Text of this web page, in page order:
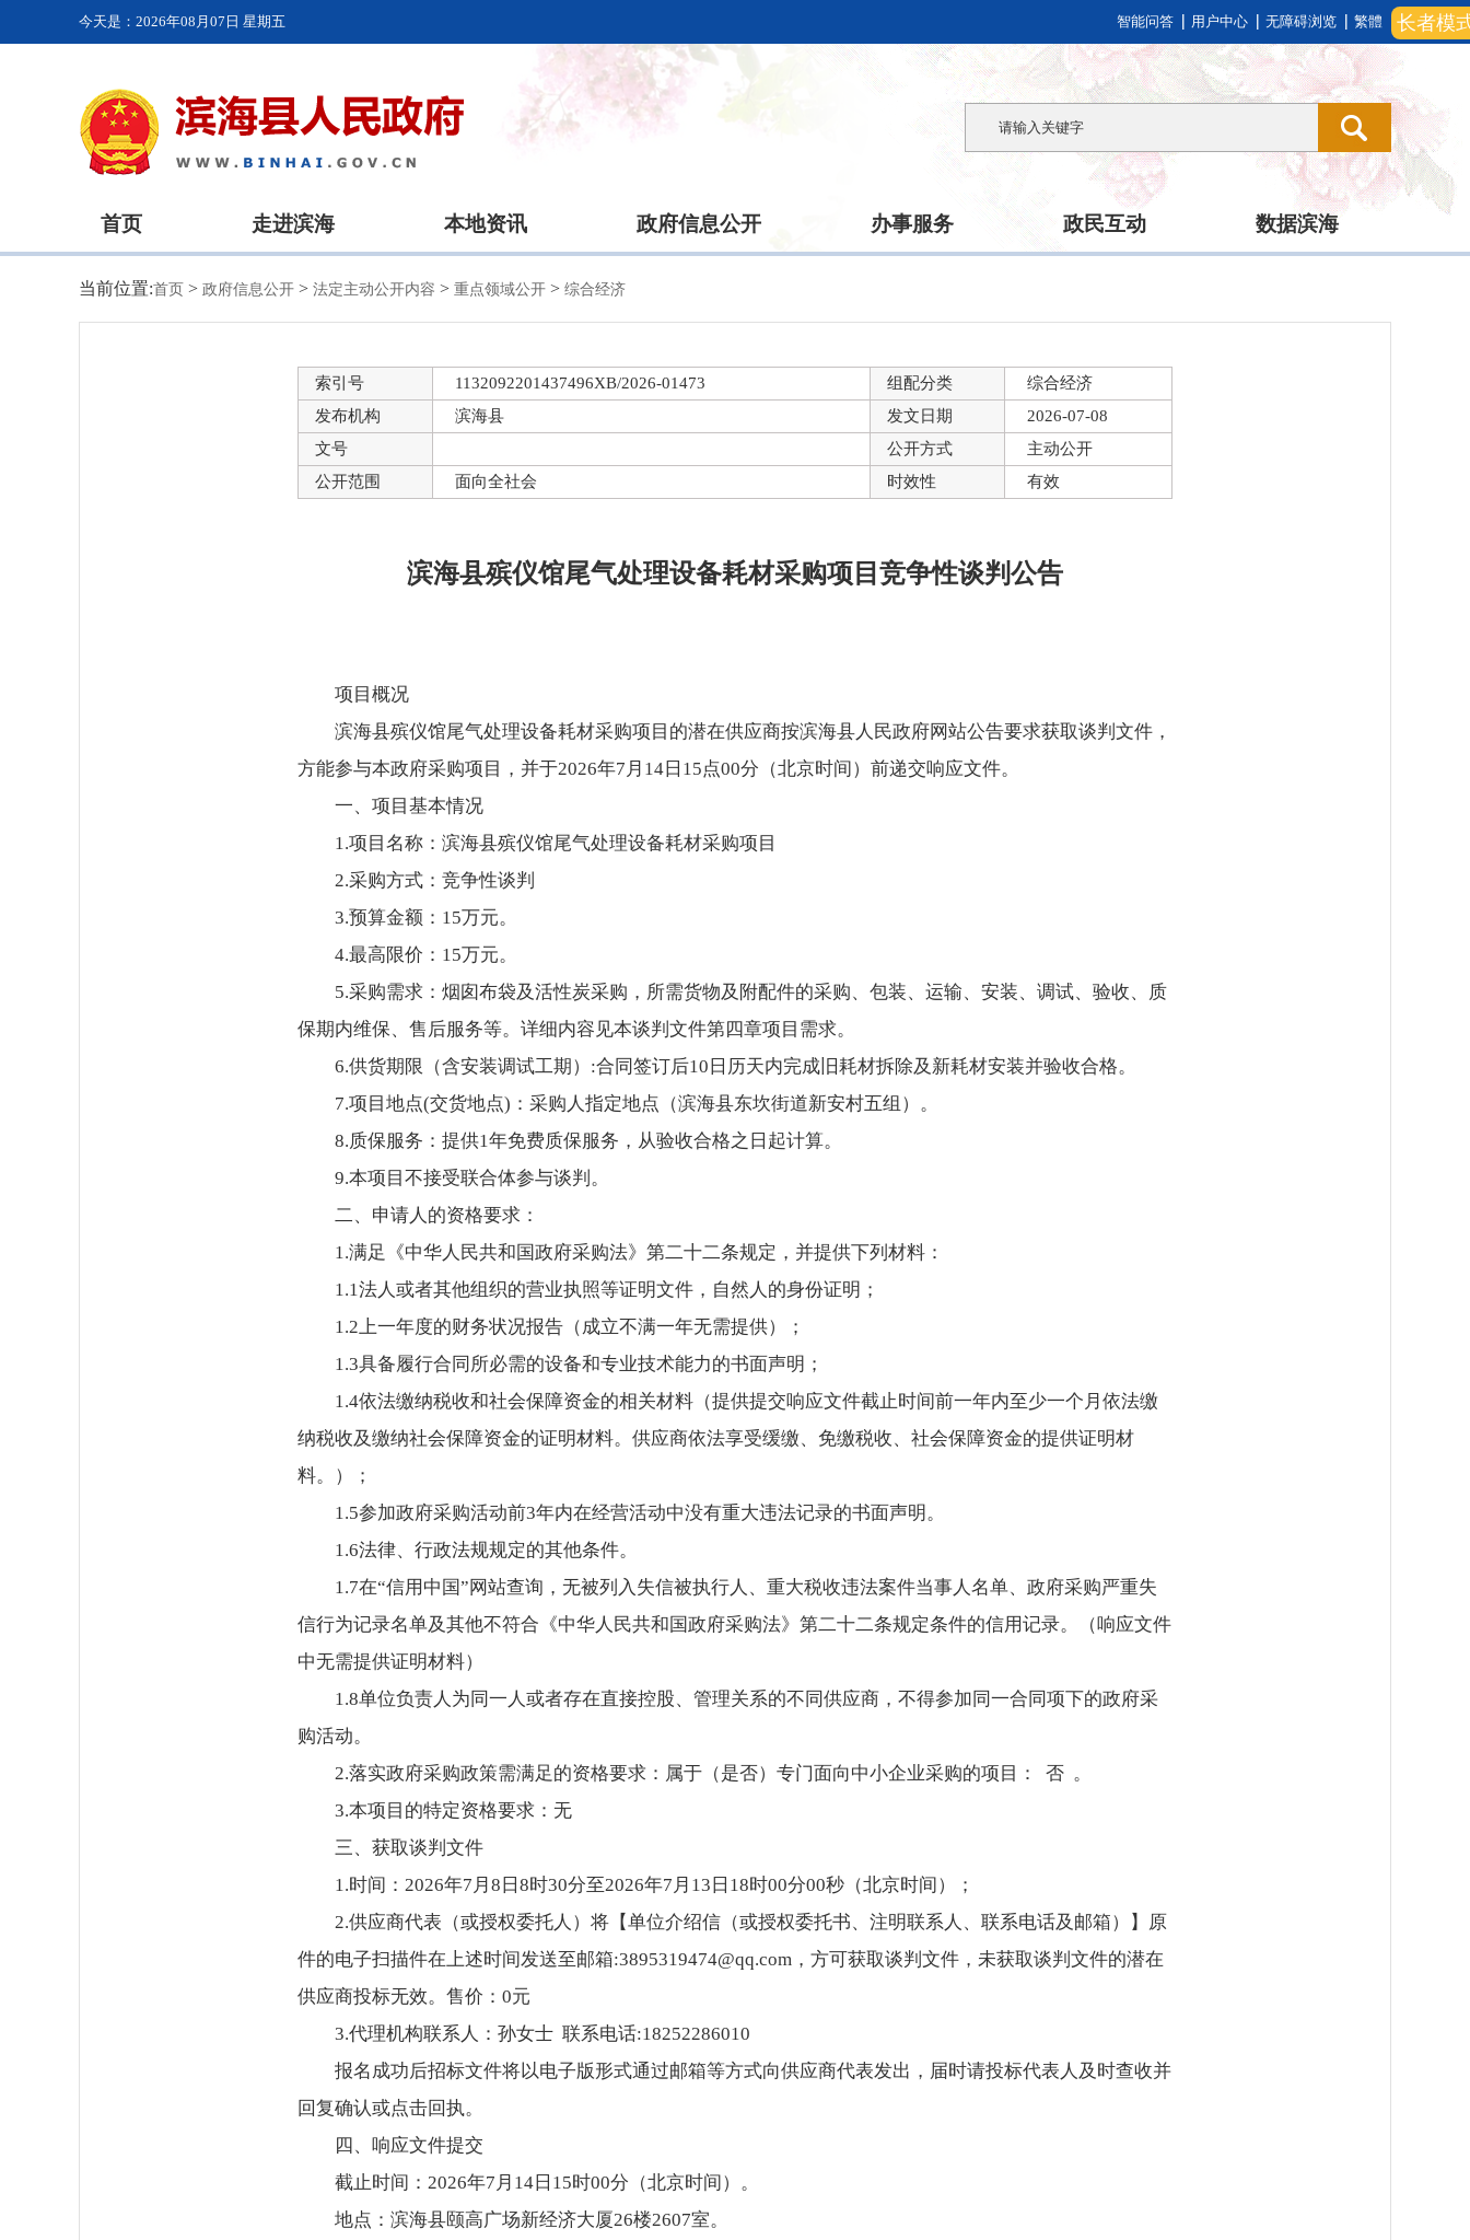
长者模
今天是： 2026年08月07日 星期五 智能问答 用户中心 无障碍浏览 繁體
首页 走进滨海 本地资讯 政府信息公开 办事服务 政民互动 数据滨海
当前位置:首页 > 政府信息公开 > 法定主动公开内容 > 重点领域公开 > 综合经济
索引号 1132092201437496XB/2026-01473 组配分类
综合经济
发布机构
滨海县 发文日期
2026-07-08
文号
公开方式
主动公开
公开范围
面向全社会 时效性 有效
滨海县殡仪馆尾气处理设备耗材采购项目竞争性谈判公告
项目概况
滨海县殡仪馆尾气处理设备耗材采购项目的潜在供应商按滨海县人民政府网站公告要求获取谈判文件，
方能参与本政府采购项目，并于2026年7月14日15点00分（北京时间）前递交响应文件。
一、项目基本情况
1.项目名称：滨海县殡仪馆尾气处理设备耗材采购项目
2.采购方式：竞争性谈判
3.预算金额：15万元。
4.最高限价：15万元。
5.采购需求：烟囱布袋及活性炭采购，所需货物及附配件的采购、包装、运输、安装、调试、验收、质
保期内维保、售后服务等。详细内容见本谈判文件第四章项目需求。
6.供货期限（含安装调试工期）:合同签订后10日历天内完成旧耗材拆除及新耗材安装并验收合格。
7.项目地点(交货地点)：采购人指定地点（滨海县东坎街道新安村五组）。
8.质保服务：提供1年免费质保服务，从验收合格之日起计算。
9.本项目不接受联合体参与谈判。
二、申请人的资格要求：
1.满足《中华人民共和国政府采购法》第二十二条规定，并提供下列材料：
1.1法人或者其他组织的营业执照等证明文件，自然人的身份证明；
1.2上一年度的财务状况报告（成立不满一年无需提供）；
1.3具备履行合同所必需的设备和专业技术能力的书面声明；
1.4依法缴纳税收和社会保障资金的相关材料（提供提交响应文件截止时间前一年内至少一个月依法缴
纳税收及缴纳社会保障资金的证明材料。供应商依法享受缓缴、免缴税收、社会保障资金的提供证明材
料。）；
1.5参加政府采购活动前3年内在经营活动中没有重大违法记录的书面声明。
1.6法律、行政法规规定的其他条件。
1.7在“信用中国”网站查询，无被列入失信被执行人、重大税收违法案件当事人名单、政府采购严重失
信行为记录名单及其他不符合《中华人民共和国政府采购法》第二十二条规定条件的信用记录。（响应文件
中无需提供证明材料）
1.8单位负责人为同一人或者存在直接控股、管理关系的不同供应商，不得参加同一合同项下的政府采
购活动。
2.落实政府采购政策需满足的资格要求：属于（是否）专门面向中小企业采购的项目： 否 。
3.本项目的特定资格要求：无
三、获取谈判文件
1.时间：2026年7月8日8时30分至2026年7月13日18时00分00秒（北京时间）；
2.供应商代表（或授权委托人）将【单位介绍信（或授权委托书、注明联系人、联系电话及邮箱）】原
件的电子扫描件在上述时间发送至邮箱:3895319474@qq.com，方可获取谈判文件，未获取谈判文件的潜在
供应商投标无效。售价：0元
3.代理机构联系人：孙女士 联系电话:18252286010
报名成功后招标文件将以电子版形式通过邮箱等方式向供应商代表发出，届时请投标代表人及时查收并
回复确认或点击回执。
四、响应文件提交
截止时间：2026年7月14日15时00分（北京时间）。
地点：滨海县颐高广场新经济大厦26楼2607室。